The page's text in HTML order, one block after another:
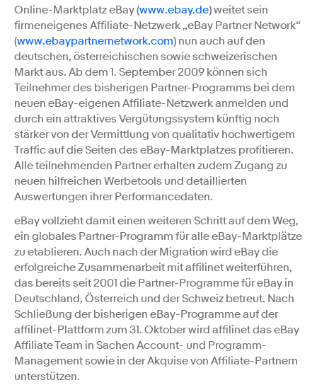
Online-Marktplatz eBay (www.ebay.de) weitet sein
firmeneigenes Affiliate-Netzwerk „eBay Partner Network“
(www.ebaypartnernetwork.com) nun auch auf den
deutschen, österreichischen sowie schweizerischen
Markt aus. Ab dem 1. September 2009 können sich
Teilnehmer des bisherigen Partner-Programms bei dem
neuen eBay-eigenen Affiliate-Netzwerk anmelden und
durch ein attraktives Vergütungssystem künftig noch
stärker von der Vermittlung von qualitativ hochwertigem
Traffic auf die Seiten des eBay-Marktplatzes profitieren.
Alle teilnehmenden Partner erhalten zudem Zugang zu
neuen hilfreichen Werbetools und detaillierten
Auswertungen ihrer Performancedaten.
eBay vollzieht damit einen weiteren Schritt auf dem Weg,
ein globales Partner-Programm für alle eBay-Marktplätze
zu etablieren. Auch nach der Migration wird eBay die
erfolgreiche Zusammenarbeit mit affilinet weiterführen,
das bereits seit 2001 die Partner-Programme für eBay in
Deutschland, Österreich und der Schweiz betreut. Nach
Schließung der bisherigen eBay-Programme auf der
affilinet-Plattform zum 31. Oktober wird affilinet das eBay
Affiliate Team in Sachen Account- und Programm-
Management sowie in der Akquise von Affiliate-Partnern
unterstützen.